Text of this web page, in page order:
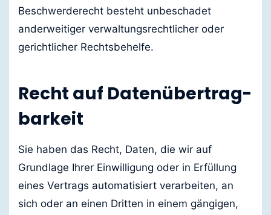
Beschwerderecht besteht unbeschadet
anderweitiger verwaltungsrechtlicher oder
gerichtlicher Rechtsbehelfe.
Recht auf Daten­übertrag­
barkeit
Sie haben das Recht, Daten, die wir auf
Grundlage Ihrer Einwilligung oder in Erfüllung
eines Vertrags automatisiert verarbeiten, an
sich oder an einen Dritten in einem gängigen,